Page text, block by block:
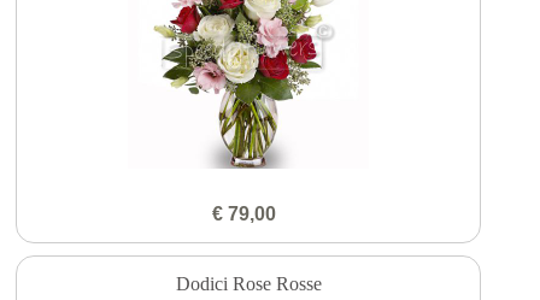
€ 79,00
Dodici Rose Rosse